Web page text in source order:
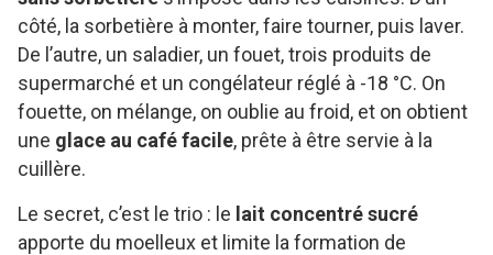
côté, la sorbetière à monter, faire tourner, puis laver.
De l’autre, un saladier, un fouet, trois produits de
supermarché et un congélateur réglé à -18 °C. On
fouette, on mélange, on oublie au froid, et on obtient
une glace au café facile, prête à être servie à la
cuillère.
Le secret, c’est le trio : le lait concentré sucré
apporte du moelleux et limite la formation de